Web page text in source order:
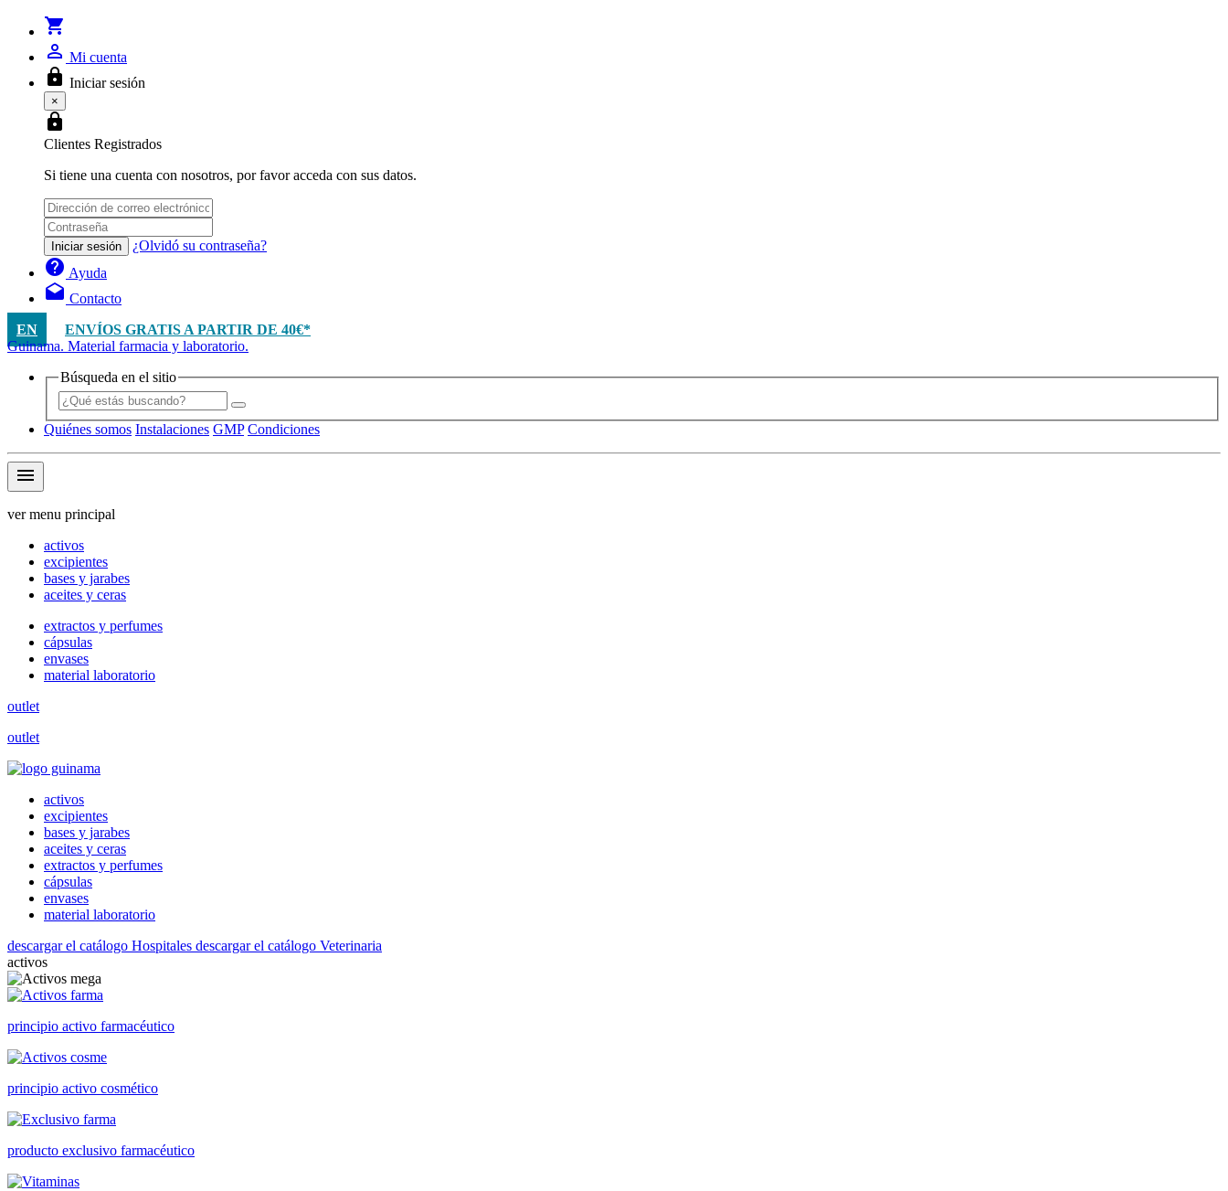
shopping_cart
person_outline Mi cuenta
lock Iniciar sesión
×
lock
Clientes Registrados
Si tiene una cuenta con nosotros, por favor acceda con sus datos.
Iniciar sesión ¿Olvidó su contraseña?
help Ayuda
drafts Contacto
EN
ENVÍOS GRATIS A PARTIR DE 40€*
Guinama. Material farmacia y laboratorio.
Búsqueda en el sitio
Quiénes somos Instalaciones GMP Condiciones
menu
ver menu principal
activos
excipientes
bases y jarabes
aceites y ceras
extractos y perfumes
cápsulas
envases
material laboratorio
outlet
outlet
activos
excipientes
bases y jarabes
aceites y ceras
extractos y perfumes
cápsulas
envases
material laboratorio
descargar el catálogo Hospitales descargar el catálogo Veterinaria
activos
principio activo farmacéutico
principio activo cosmético
producto exclusivo farmacéutico